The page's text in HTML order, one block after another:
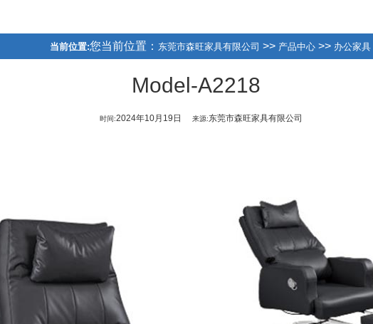
当前位置:您当前位置： 东莞市森旺家具有限公司 >> 产品中心 >> 办公家具
Model-A2218
时间:2024年10月19日 来源:东莞市森旺家具有限公司